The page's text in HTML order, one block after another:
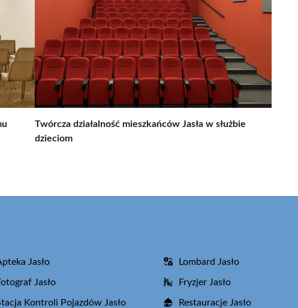
Twórcza działalność mieszkańców Jasła w służbie
dzieciom
Jasło Lombard Jasło
Jasło Fryzjer Jasło
Kontroli Pojazdów Jasło Restauracje Jasło